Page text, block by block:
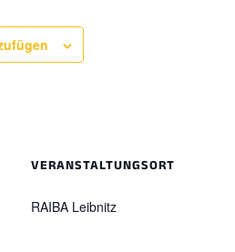
VERANSTALTUNGSORT
RAIBA Leibnitz